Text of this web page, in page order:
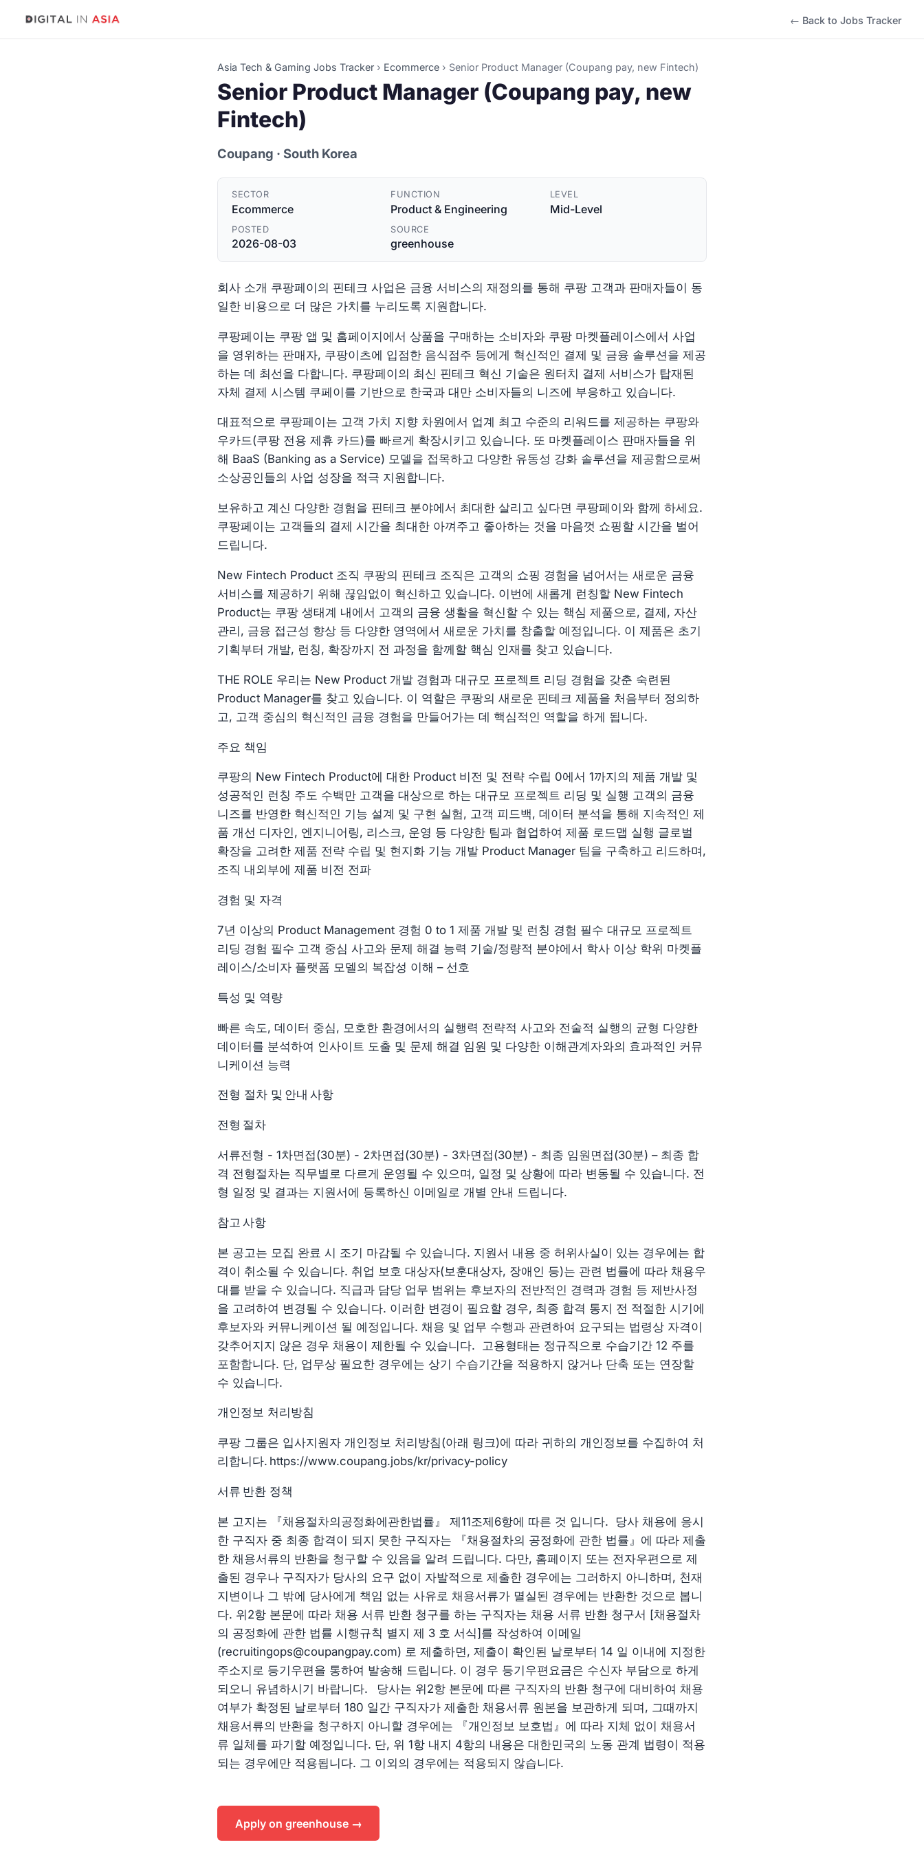
← Back to Jobs Tracker
Asia Tech & Gaming Jobs Tracker › Ecommerce › Senior Product Manager (Coupang pay, new Fintech)
Senior Product Manager (Coupang pay, new
Fintech)
Coupang · South Korea
SECTOR
Ecommerce
FUNCTION
Product & Engineering
LEVEL
Mid-Level
POSTED
2026-08-03
SOURCE
greenhouse
회사 소개 쿠팡페이의 핀테크 사업은 금융 서비스의 재정의를 통해 쿠팡 고객과 판매자들이 동
일한 비용으로 더 많은 가치를 누리도록 지원합니다.
쿠팡페이는 쿠팡 앱 및 홈페이지에서 상품을 구매하는 소비자와 쿠팡 마켓플레이스에서 사업
을 영위하는 판매자, 쿠팡이츠에 입점한 음식점주 등에게 혁신적인 결제 및 금융 솔루션을 제공
하는 데 최선을 다합니다. 쿠팡페이의 최신 핀테크 혁신 기술은 원터치 결제 서비스가 탑재된
자체 결제 시스템 쿠페이를 기반으로 한국과 대만 소비자들의 니즈에 부응하고 있습니다.
대표적으로 쿠팡페이는 고객 가치 지향 차원에서 업계 최고 수준의 리워드를 제공하는 쿠팡와
우카드(쿠팡 전용 제휴 카드)를 빠르게 확장시키고 있습니다. 또 마켓플레이스 판매자들을 위
해 BaaS (Banking as a Service) 모델을 접목하고 다양한 유동성 강화 솔루션을 제공함으로써
소상공인들의 사업 성장을 적극 지원합니다.
보유하고 계신 다양한 경험을 핀테크 분야에서 최대한 살리고 싶다면 쿠팡페이와 함께 하세요.
쿠팡페이는 고객들의 결제 시간을 최대한 아껴주고 좋아하는 것을 마음껏 쇼핑할 시간을 벌어
드립니다.
New Fintech Product 조직 쿠팡의 핀테크 조직은 고객의 쇼핑 경험을 넘어서는 새로운 금융
서비스를 제공하기 위해 끊임없이 혁신하고 있습니다. 이번에 새롭게 런칭할 New Fintech
Product는 쿠팡 생태계 내에서 고객의 금융 생활을 혁신할 수 있는 핵심 제품으로, 결제, 자산
관리, 금융 접근성 향상 등 다양한 영역에서 새로운 가치를 창출할 예정입니다. 이 제품은 초기
기획부터 개발, 런칭, 확장까지 전 과정을 함께할 핵심 인재를 찾고 있습니다.
THE ROLE 우리는 New Product 개발 경험과 대규모 프로젝트 리딩 경험을 갖춘 숙련된
Product Manager를 찾고 있습니다. 이 역할은 쿠팡의 새로운 핀테크 제품을 처음부터 정의하
고, 고객 중심의 혁신적인 금융 경험을 만들어가는 데 핵심적인 역할을 하게 됩니다.
주요 책임
쿠팡의 New Fintech Product에 대한 Product 비전 및 전략 수립 0에서 1까지의 제품 개발 및
성공적인 런칭 주도 수백만 고객을 대상으로 하는 대규모 프로젝트 리딩 및 실행 고객의 금융
니즈를 반영한 혁신적인 기능 설계 및 구현 실험, 고객 피드백, 데이터 분석을 통해 지속적인 제
품 개선 디자인, 엔지니어링, 리스크, 운영 등 다양한 팀과 협업하여 제품 로드맵 실행 글로벌
확장을 고려한 제품 전략 수립 및 현지화 기능 개발 Product Manager 팀을 구축하고 리드하며,
조직 내외부에 제품 비전 전파
경험 및 자격
7년 이상의 Product Management 경험 0 to 1 제품 개발 및 런칭 경험 필수 대규모 프로젝트
리딩 경험 필수 고객 중심 사고와 문제 해결 능력 기술/정량적 분야에서 학사 이상 학위 마켓플
레이스/소비자 플랫폼 모델의 복잡성 이해 – 선호
특성 및 역량
빠른 속도, 데이터 중심, 모호한 환경에서의 실행력 전략적 사고와 전술적 실행의 균형 다양한
데이터를 분석하여 인사이트 도출 및 문제 해결 임원 및 다양한 이해관계자와의 효과적인 커뮤
니케이션 능력
전형 절차 및 안내 사항
전형 절차
서류전형 - 1차면접(30분) - 2차면접(30분) - 3차면접(30분) - 최종 임원면접(30분) – 최종 합
격 전형절차는 직무별로 다르게 운영될 수 있으며, 일정 및 상황에 따라 변동될 수 있습니다. 전
형 일정 및 결과는 지원서에 등록하신 이메일로 개별 안내 드립니다.
참고 사항
본 공고는 모집 완료 시 조기 마감될 수 있습니다. 지원서 내용 중 허위사실이 있는 경우에는 합
격이 취소될 수 있습니다. 취업 보호 대상자(보훈대상자, 장애인 등)는 관련 법률에 따라 채용우
대를 받을 수 있습니다. 직급과 담당 업무 범위는 후보자의 전반적인 경력과 경험 등 제반사정
을 고려하여 변경될 수 있습니다. 이러한 변경이 필요할 경우, 최종 합격 통지 전 적절한 시기에
후보자와 커뮤니케이션 될 예정입니다. 채용 및 업무 수행과 관련하여 요구되는 법령상 자격이
갖추어지지 않은 경우 채용이 제한될 수 있습니다. 고용형태는 정규직으로 수습기간 12 주를
포함합니다. 단, 업무상 필요한 경우에는 상기 수습기간을 적용하지 않거나 단축 또는 연장할
수 있습니다.
개인정보 처리방침
쿠팡 그룹은 입사지원자 개인정보 처리방침(아래 링크)에 따라 귀하의 개인정보를 수집하여 처
리합니다. https://www.coupang.jobs/kr/privacy-policy
서류 반환 정책
본 고지는 『채용절차의공정화에관한법률』 제11조제6항에 따른 것 입니다. 당사 채용에 응시
한 구직자 중 최종 합격이 되지 못한 구직자는 『채용절차의 공정화에 관한 법률』에 따라 제출
한 채용서류의 반환을 청구할 수 있음을 알려 드립니다. 다만, 홈페이지 또는 전자우편으로 제
출된 경우나 구직자가 당사의 요구 없이 자발적으로 제출한 경우에는 그러하지 아니하며, 천재
지변이나 그 밖에 당사에게 책임 없는 사유로 채용서류가 멸실된 경우에는 반환한 것으로 봅니
다. 위2항 본문에 따라 채용 서류 반환 청구를 하는 구직자는 채용 서류 반환 청구서 [채용절차
의 공정화에 관한 법률 시행규칙 별지 제 3 호 서식]를 작성하여 이메일
(recruitingops@coupangpay.com) 로 제출하면, 제출이 확인된 날로부터 14 일 이내에 지정한
주소지로 등기우편을 통하여 발송해 드립니다. 이 경우 등기우편요금은 수신자 부담으로 하게
되오니 유념하시기 바랍니다. 당사는 위2항 본문에 따른 구직자의 반환 청구에 대비하여 채용
여부가 확정된 날로부터 180 일간 구직자가 제출한 채용서류 원본을 보관하게 되며, 그때까지
채용서류의 반환을 청구하지 아니할 경우에는 『개인정보 보호법』에 따라 지체 없이 채용서
류 일체를 파기할 예정입니다. 단, 위 1항 내지 4항의 내용은 대한민국의 노동 관계 법령이 적용
되는 경우에만 적용됩니다. 그 이외의 경우에는 적용되지 않습니다.
Apply on greenhouse →